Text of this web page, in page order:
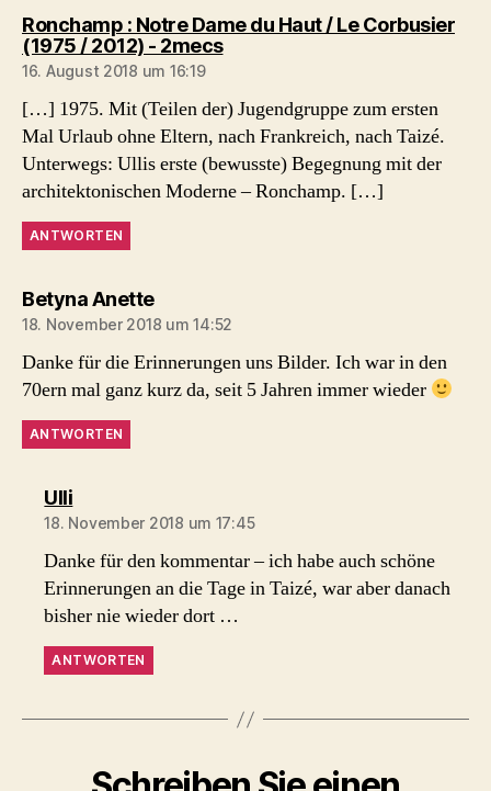
Ronchamp : Notre Dame du Haut / Le Corbusier
(1975 / 2012) - 2mecssagt:
16. August 2018 um 16:19
[…] 1975. Mit (Teilen der) Jugendgruppe zum ersten
Mal Urlaub ohne Eltern, nach Frankreich, nach Taizé.
Unterwegs: Ullis erste (bewusste) Begegnung mit der
architektonischen Moderne – Ronchamp. […]
ANTWORTEN
Betyna Anettesagt:
18. November 2018 um 14:52
Danke für die Erinnerungen uns Bilder. Ich war in den
70ern mal ganz kurz da, seit 5 Jahren immer wieder
ANTWORTEN
Ullisagt:
18. November 2018 um 17:45
Danke für den kommentar – ich habe auch schöne
Erinnerungen an die Tage in Taizé, war aber danach
bisher nie wieder dort …
ANTWORTEN